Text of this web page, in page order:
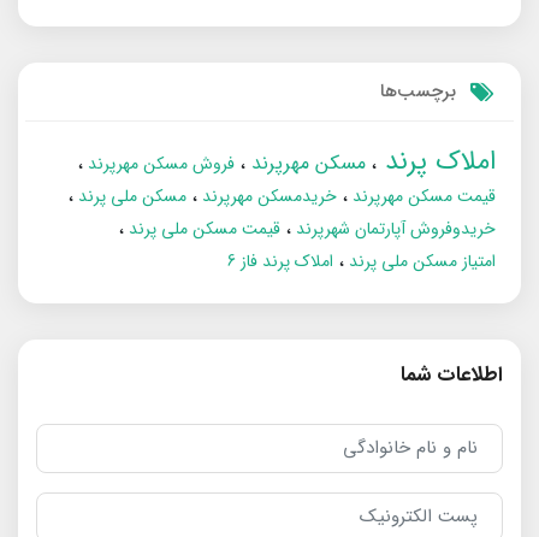
برچسب‌ها
املاک پرند مسکن مهرپرند
فروش مسکن مهرپرند
قیمت مسکن مهرپرند
خریدمسکن مهرپرند
مسکن ملی پرند
خریدوفروش آپارتمان شهرپرند
قیمت مسکن ملی پرند
امتیاز مسکن ملی پرند
املاک پرند فاز 6
اطلاعات شما